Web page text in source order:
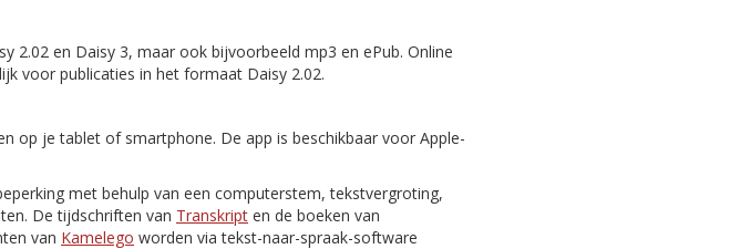
en Daisy 3, maar ook bijvoorbeeld mp3 en ePub. Online
voor publicaties in het formaat Daisy 2.02.
op je tablet of smartphone. De app is beschikbaar voor Apple-
met behulp van een computerstem, tekstvergroting,
De tijdschriften van Transkript en de boeken van
van Kamelego worden via tekst-naar-spraak-software